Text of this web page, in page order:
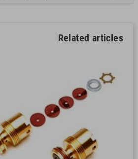
Related articles